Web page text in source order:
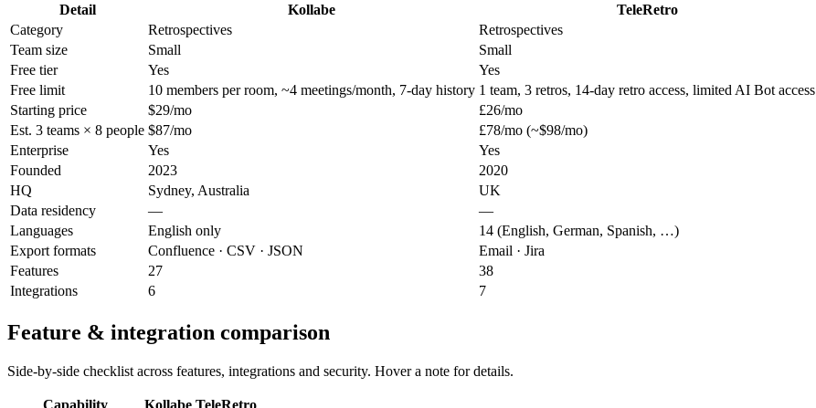
Detail
Kollabe
TeleRetro
Category
Retrospectives
Retrospectives
Team size
Small
Small
Free tier
Yes
Yes
Free limit
10 members per room, ~4 meetings/month, 7-day history 1 team, 3 retros, 14-day retro access, limited AI Bot access
Starting price
$29/mo
£26/mo
Est. 3 teams × 8 people $87/mo
£78/mo (~$98/mo)
Enterprise
Yes
Yes
Founded
2023
2020
HQ
Sydney, Australia
UK
Data residency
—
—
Languages
English only
14 (English, German, Spanish, …)
Export formats
Confluence · CSV · JSON
Email · Jira
Features
27
38
Integrations
6 7
Feature & integration comparison
Side-by-side checklist across features, integrations and security. Hover a note for details.
Capability Kollabe TeleRetro